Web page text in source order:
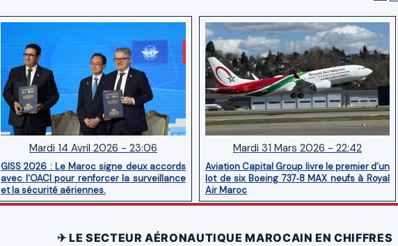
Mardi 14 Avril 2026 - 23:06
GISS 2026 : Le Maroc signe deux accords
avec l'OACI pour renforcer la surveillance
et la sécurité aériennes.
Mardi 31 Mars 2026 - 22:42
Aviation Capital Group livre le premier d’un
lot de six Boeing 737‑8 MAX neufs à Royal
Air Maroc
✈ LE SECTEUR AÉRONAUTIQUE MAROCAIN EN CHIFFRES